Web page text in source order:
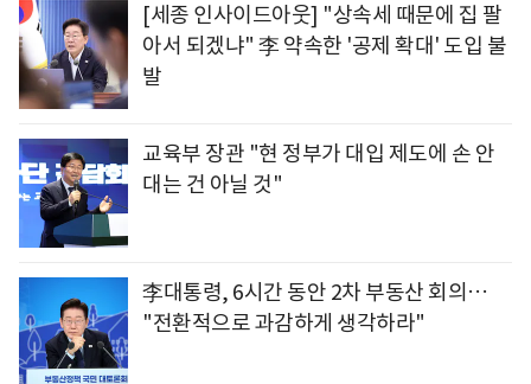
[세종 인사이드아웃] "상속세 때문에 집 팔
아서 되겠냐" 李 약속한 '공제 확대' 도입 불
발
교육부 장관 "현 정부가 대입 제도에 손 안
대는 건 아닐 것"
李대통령, 6시간 동안 2차 부동산 회의…
"전환적으로 과감하게 생각하라"